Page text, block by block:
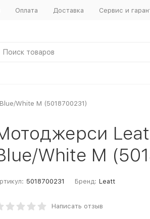
Оплата Доставка Сервис и
White M (5018700231)
White M
5018700231 Бренд: Leatt
Написать отзыв